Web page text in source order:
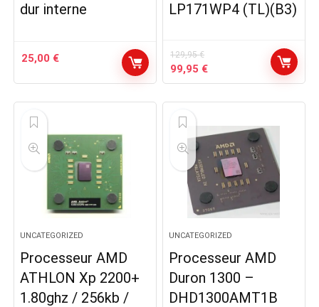
dur interne
25,00 €
LP171WP4 (TL)(B3)
129,95€
Le
prix
129,95 €.
99,95 €Le
prix
99,95 €.
UNCATEGORIZED
Processeur AMD
ATHLON Xp 2200+
1.80ghz / 256kb /
UNCATEGORIZED
Processeur AMD
Duron 1300 –
DHD1300AMT1B